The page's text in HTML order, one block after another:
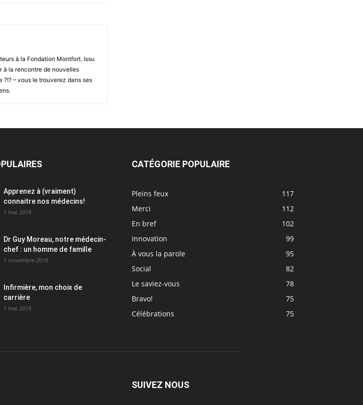
à la Fondation Montfort. Issu
à la rencontre de nouvelles
?!? – vous le trouverez dans ses
Apprenez à (vraiment)
connaitre nos médecins!
1 mai 2019
Dr Guy Moreau, notre médecin-
chef : un homme de famille
1 novembre 2018
Infirmière, mon choix de
carrière
1 mai 2019
CATÉGORIE POPULAIRE
Pleins feux
117
Merci
112
En bref
102
Innovation
99
À vous la parole
95
Social
82
Le saviez-vous
78
Bravo!
75
Célébrations
75
SUIVEZ NOUS